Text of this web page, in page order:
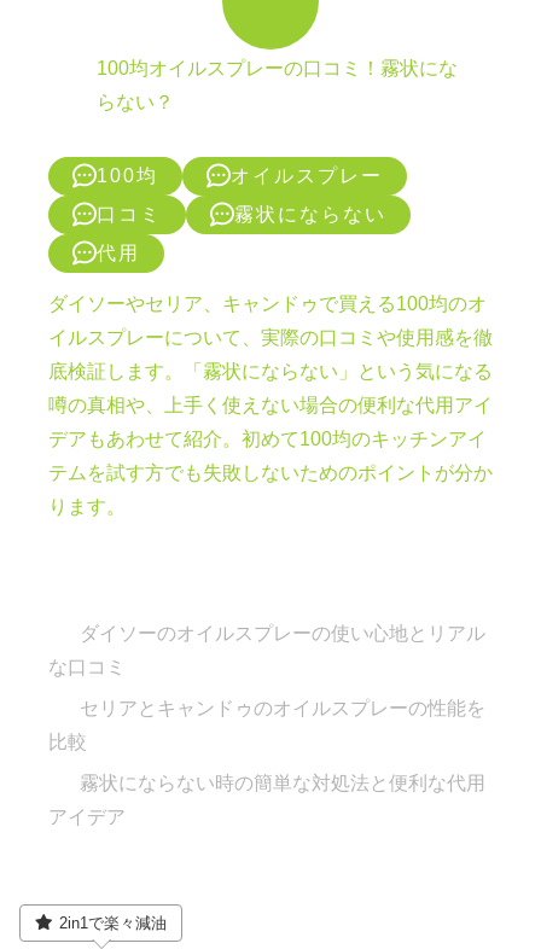
100均オイルスプレーの口コミ！霧状にな
らない？
100均
オイルスプレー
口コミ
霧状にならない
代用
ダイソーやセリア、キャンドゥで買える100均のオ
イルスプレーについて、実際の口コミや使用感を徹
底検証します。「霧状にならない」という気になる
噂の真相や、上手く使えない場合の便利な代用アイ
デアもあわせて紹介。初めて100均のキッチンアイ
テムを試す方でも失敗しないためのポイントが分か
ります。
ダイソーのオイルスプレーの使い心地とリアル
な口コミ
セリアとキャンドゥのオイルスプレーの性能を
比較
霧状にならない時の簡単な対処法と便利な代用
アイデア
2in1で楽々減油